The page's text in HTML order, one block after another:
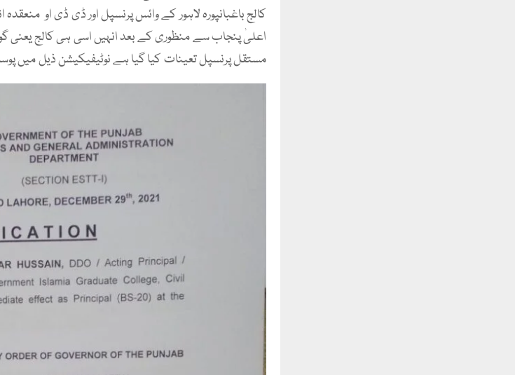
کالج باغبانپورہ لاہور کے وائس پرنسپل اور ڈی ڈی او
اعلیٰ پنجاب سے منظوری کے بعد انہیں اسی ہی کالج یعنی
مستقل پرنسپل تعینات کیا گیا ہے نوٹیفیکیشن ذیل میں